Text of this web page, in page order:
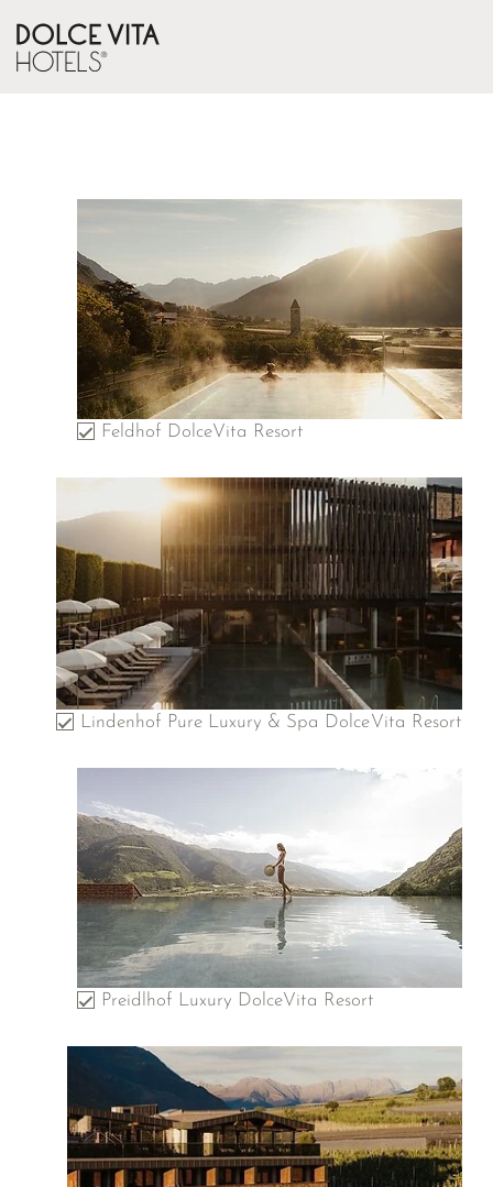
Feldhof DolceVita Resort
Lindenhof Pure Luxury & Spa DolceVita Resort
Preidlhof Luxury DolceVita Resort